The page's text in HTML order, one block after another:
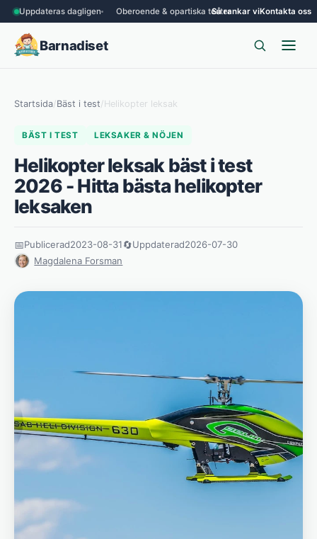
Uppdateras dagligen Oberoende & opartiska testerSå rankar viKontakta oss
Barnadiset
Startsida/Bäst i test/ Helikopter leksak
BÄST I TEST LEKSAKER & NÖJEN
Helikopter leksak bäst i test
2026 - Hitta bästa helikopter
leksaken
📅Publicerad2023-08-31🔄Uppdaterad2026-07-30
Magdalena Forsman